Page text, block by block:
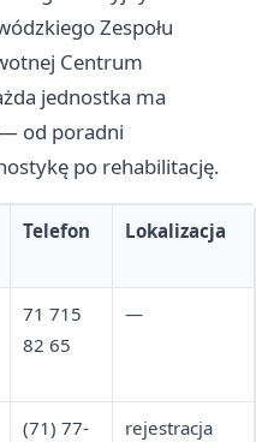
Zespołu
Centrum
jednostka ma
od poradni
po rehabilitację.
Telefon Lokalizacja
71 715
82 65
—
(71) 77-
rejestracja